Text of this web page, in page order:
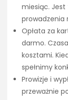
miesiąc. Jest
prowadzenia
Opłata za
darmo.
kosztami.
spełnimy
Prowizje i
przeważnie